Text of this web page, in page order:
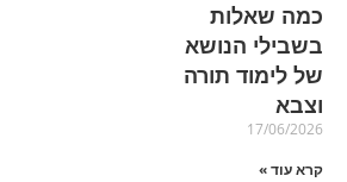
כמה שאלות
בשבילי הנושא
של לימוד תורה
וצבא
17/06/2026
קרא עוד »